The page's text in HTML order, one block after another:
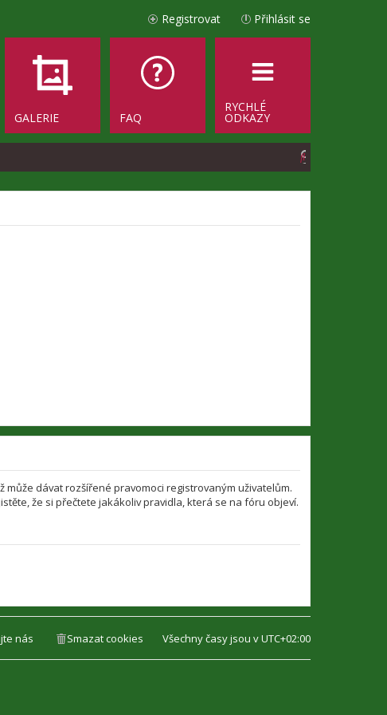
Přihlásit se
Registrovat
RYCHLÉ
ODKAZY
FAQ
GALERIE
H
dávat rozšířené pravomoci registrovaným uživatelům.
že si přečtete jakákoliv pravidla, která se na fóru objeví.
Všechny časy jsou vUTC+02:00
Smazat cookies
nás